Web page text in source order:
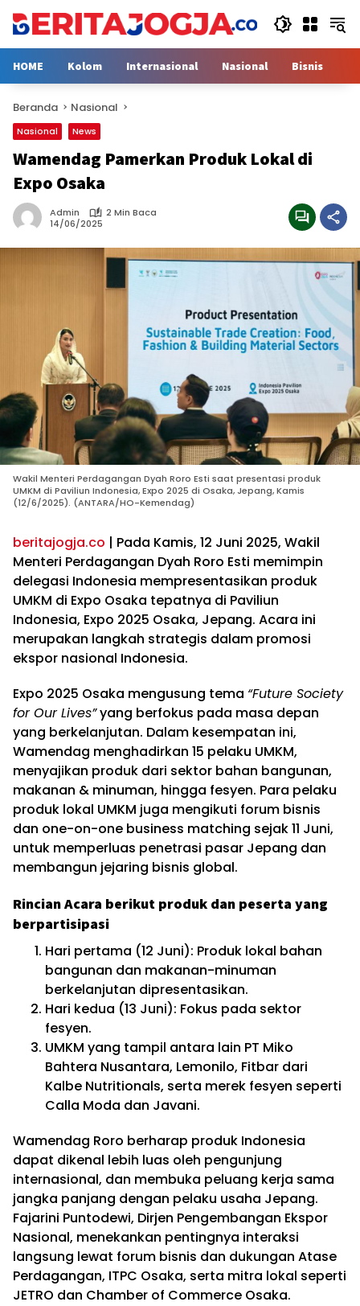
HOME Kolom Internasional Nasional Bisnis
Beranda Nasional
Nasional News
Wamendag Pamerkan Produk Lokal di
Expo Osaka
Admin
2 Min Baca
14/06/2025
Wakil Menteri Perdagangan Dyah Roro Esti saat presentasi produk
UMKM di Paviliun Indonesia, Expo 2025 di Osaka, Jepang, Kamis
(12/6/2025). (ANTARA/HO-Kemendag)
beritajogja.co | Pada Kamis, 12 Juni 2025, Wakil
Menteri Perdagangan Dyah Roro Esti memimpin
delegasi Indonesia mempresentasikan produk
UMKM di Expo Osaka tepatnya di Paviliun
Indonesia, Expo 2025 Osaka, Jepang. Acara ini
merupakan langkah strategis dalam promosi
ekspor nasional Indonesia.
Expo 2025 Osaka mengusung tema “Future Society
for Our Lives”yang berfokus pada masa depan
yang berkelanjutan. Dalam kesempatan ini,
Wamendag menghadirkan 15 pelaku UMKM,
menyajikan produk dari sektor bahan bangunan,
makanan & minuman, hingga fesyen. Para pelaku
produk lokal UMKM juga mengikuti forum bisnis
dan one-on-one business matching sejak 11 Juni,
untuk memperluas penetrasi pasar Jepang dan
membangun jejaring bisnis global.
Rincian Acara berikut produk dan peserta yang
berpartisipasi
Hari pertama (12 Juni): Produk lokal bahan
bangunan dan makanan-minuman
berkelanjutan dipresentasikan.
Hari kedua (13 Juni): Fokus pada sektor
fesyen.
UMKM yang tampil antara lain PT Miko
Bahtera Nusantara, Lemonilo, Fitbar dari
Kalbe Nutritionals, serta merek fesyen seperti
Calla Moda dan Javani.
Wamendag Roro berharap produk Indonesia
dapat dikenal lebih luas oleh pengunjung
internasional, dan membuka peluang kerja sama
jangka panjang dengan pelaku usaha Jepang.
Fajarini Puntodewi, Dirjen Pengembangan Ekspor
Nasional, menekankan pentingnya interaksi
langsung lewat forum bisnis dan dukungan Atase
Perdagangan, ITPC Osaka, serta mitra lokal seperti
JETRO dan Chamber of Commerce Osaka.